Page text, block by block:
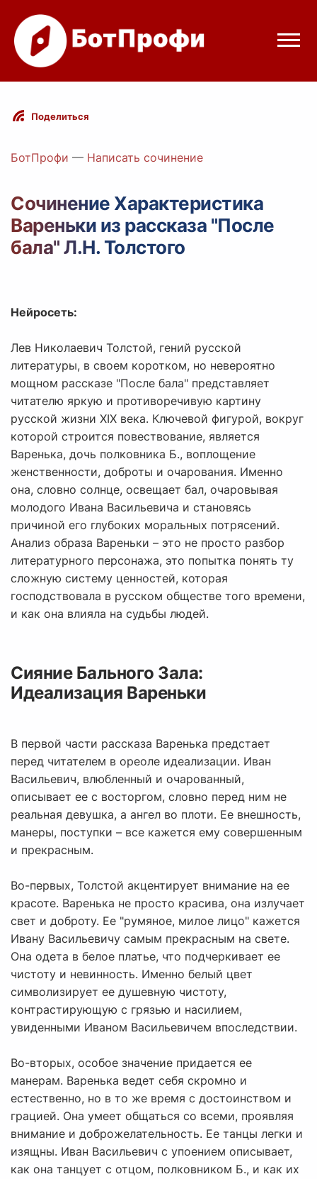
Режимы бота
Цены
Вход с Telegram
Поделиться
БотПрофи — Написать сочинение
Сочинение Характеристика
Вареньки из рассказа "После
бала" Л.Н. Толстого
Нейросеть:
Лев Николаевич Толстой, гений русской
литературы, в своем коротком, но невероятно
мощном рассказе "После бала" представляет
читателю яркую и противоречивую картину
русской жизни XIX века. Ключевой фигурой, вокруг
которой строится повествование, является
Варенька, дочь полковника Б., воплощение
женственности, доброты и очарования. Именно
она, словно солнце, освещает бал, очаровывая
молодого Ивана Васильевича и становясь
причиной его глубоких моральных потрясений.
Анализ образа Вареньки – это не просто разбор
литературного персонажа, это попытка понять ту
сложную систему ценностей, которая
господствовала в русском обществе того времени,
и как она влияла на судьбы людей.
Сияние Бального Зала:
Идеализация Вареньки
В первой части рассказа Варенька предстает
перед читателем в ореоле идеализации. Иван
Васильевич, влюбленный и очарованный,
описывает ее с восторгом, словно перед ним не
реальная девушка, а ангел во плоти. Ее внешность,
манеры, поступки – все кажется ему совершенным
и прекрасным.
Во-первых, Толстой акцентирует внимание на ее
красоте. Варенька не просто красива, она излучает
свет и доброту. Ее "румяное, милое лицо" кажется
Ивану Васильевичу самым прекрасным на свете.
Она одета в белое платье, что подчеркивает ее
чистоту и невинность. Именно белый цвет
символизирует ее душевную чистоту,
контрастирующую с грязью и насилием,
увиденными Иваном Васильевичем впоследствии.
Во-вторых, особое значение придается ее
манерам. Варенька ведет себя скромно и
естественно, но в то же время с достоинством и
грацией. Она умеет общаться со всеми, проявляя
внимание и доброжелательность. Ее танцы легки и
изящны. Иван Васильевич с упоением описывает,
как она танцует с отцом, полковником Б., и как их